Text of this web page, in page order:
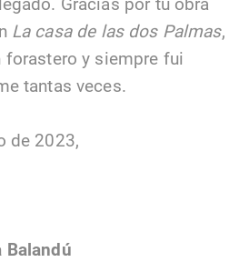
La casa de las dos Palmas,
forastero y siempre fui
tantas veces.
de 2023,
Balandú